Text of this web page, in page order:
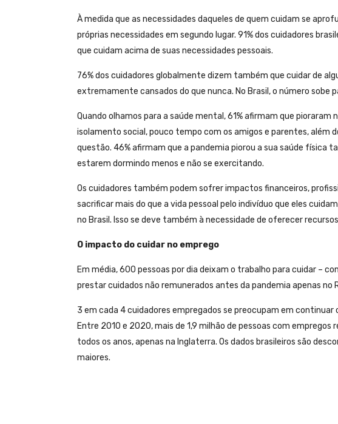
À medida que as necessidades daqueles de quem cuidam se
próprias necessidades em segundo lugar. 91% dos cuidadores
que cuidam acima de suas necessidades pessoais.
76% dos cuidadores globalmente dizem também que cuidar de
extremamente cansados do que nunca. No Brasil, o número sobe
Quando olhamos para a saúde mental, 61% afirmam que pioraram
isolamento social, pouco tempo com os amigos e parentes, além
questão. 46% afirmam que a pandemia piorou a sua saúde física
estarem dormindo menos e não se exercitando.
Os cuidadores também podem sofrer impactos financeiros,
sacrificar mais do que a vida pessoal pelo indivíduo que eles
no Brasil. Isso se deve também à necessidade de oferecer
O impacto do cuidar no emprego
Em média, 600 pessoas por dia deixam o trabalho para cuidar –
prestar cuidados não remunerados antes da pandemia apenas no
3 em cada 4 cuidadores empregados se preocupam em continuar
Entre 2010 e 2020, mais de 1,9 milhão de pessoas com
todos os anos, apenas na Inglaterra. Os dados brasileiros são
maiores.